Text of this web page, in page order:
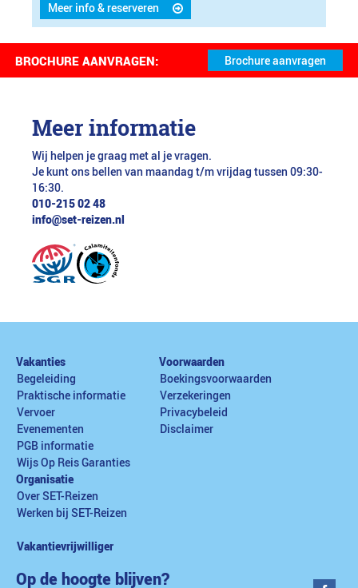
Meer info & reserveren
BROCHURE AANVRAGEN:
Meer informatie
Wij helpen je graag met al je vragen.
Je kunt ons bellen van maandag t/m vrijdag tussen 09:30-
16:30.
010-215 02 48
info@set-reizen.nl
Vakanties
Begeleiding
Praktische informatie
Vervoer
Evenementen
PGB informatie
Wijs Op Reis Garanties
Voorwaarden
Boekingsvoorwaarden
Verzekeringen
Privacybeleid
Disclaimer
Organisatie
Over SET-Reizen
Werken bij SET-Reizen
Vakantievrijwilliger
Op de hoogte blijven?